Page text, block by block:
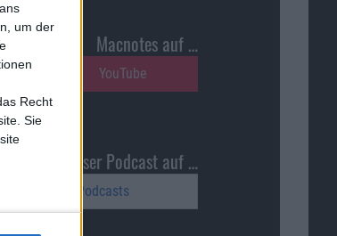
um der
Recht
Sie
Macnotes auf …
YouTube
Unser Podcast auf …
Google Podcasts